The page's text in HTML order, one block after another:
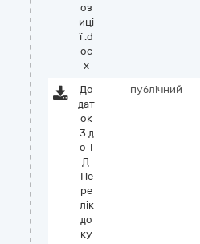
оз
иці
ї .d
oc
x
До
дат
ок
3 д
о Т
Д.
Пе
ре
лік
до
ку
публічний